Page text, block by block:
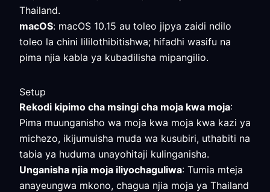
Thailand.
macOS: macOS 10.15 au toleo jipya zaidi ndilo
toleo la chini lililothibitishwa; hifadhi wasifu na
pima njia kabla ya kubadilisha mipangilio.
Setup
Rekodi kipimo cha msingi cha moja kwa moja:
Pima muunganisho wa moja kwa moja kwa kazi ya
michezo, ikijumuisha muda wa kusubiri, uthabiti na
tabia ya huduma unayohitaji kulinganisha.
Unganisha njia moja iliyochaguliwa: Tumia mteja
anayeungwa mkono, chagua njia moja ya Thailand